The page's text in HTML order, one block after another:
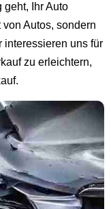
geht, Ihr Auto
Autos, sondern
interessieren uns für
zu erleichtern,